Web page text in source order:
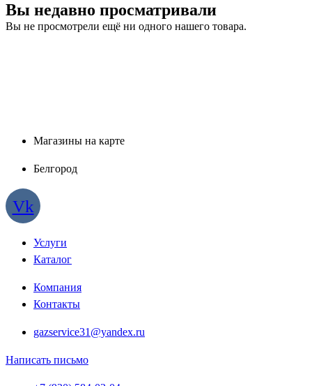
Вы недавно просматривали
Вы не просмотрели ещё ни одного нашего товара.
Магазины на карте
Белгород
Vk
Услуги
Каталог
Компания
Контакты
gazservice31@yandex.ru
Написать письмо